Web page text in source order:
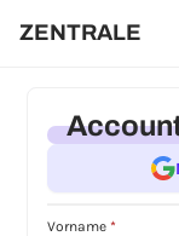
ZENTRALE
Vorname *